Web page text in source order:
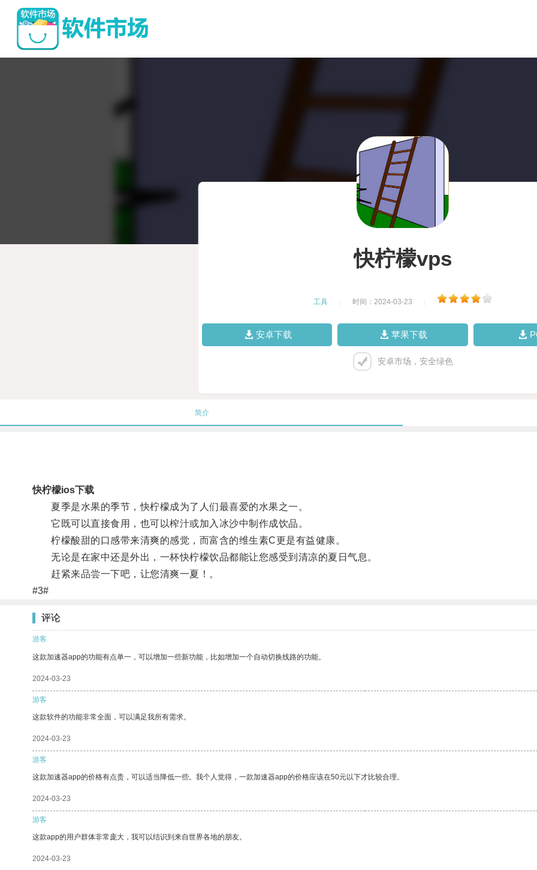
快柠檬vps
工具 时间：2024-03-23
安卓下载 苹果下载
安卓市场，安全绿色
简介
快柠檬ios下载
夏季是水果的季节，快柠檬成为了人们最喜爱的水果之一。
它既可以直接食用，也可以榨汁或加入冰沙中制作成饮品。
柠檬酸甜的口感带来清爽的感觉，而富含的维生素C更是有益健康。
无论是在家中还是外出，一杯快柠檬饮品都能让您感受到清凉的夏日气息。
赶紧来品尝一下吧，让您清爽一夏！。
#3#
评论
游客
这款加速器app的功能有点单一，可以增加一些新功能，比如增加一个自动切换线路的功能。
2024-03-23
游客
这款软件的功能非常全面，可以满足我所有需求。
2024-03-23
游客
这款加速器app的价格有点贵，可以适当降低一些。我个人觉得，一款加速器app的价格应该在50元以下才比较合理。
2024-03-23
游客
这款app的用户群体非常庞大，我可以结识到来自世界各地的朋友。
2024-03-23